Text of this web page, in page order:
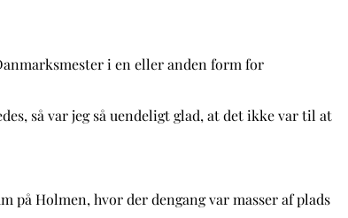
i en eller anden form for
så var jeg så uendeligt glad, at det ikke var til at
på Holmen, hvor der dengang var masser af plads